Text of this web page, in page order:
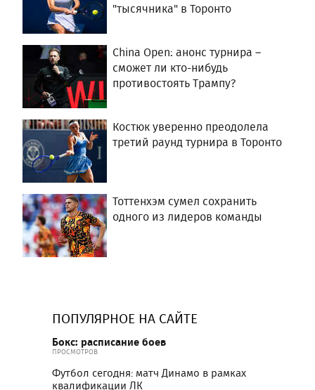
"тысячника" в Торонто
China Open: анонс турнира –
сможет ли кто-нибудь
противостоять Трампу?
Костюк уверенно преодолела
третий раунд турнира в Торонто
Тоттенхэм сумел сохранить
одного из лидеров команды
ПОПУЛЯРНОЕ НА САЙТЕ
Бокс: расписание боев
ПРОСМОТРОВ
Футбол сегодня: матч Динамо в рамках
квалификации ЛК